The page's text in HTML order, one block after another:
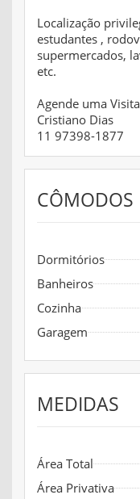
Localização
estudantes ,
supermercados,
etc.
Agende uma
Cristiano Dias
11 97398-1877
CÔMODOS
Dormitórios
Banheiros
Cozinha
Garagem
MEDIDAS
Área Total
Área Privativa